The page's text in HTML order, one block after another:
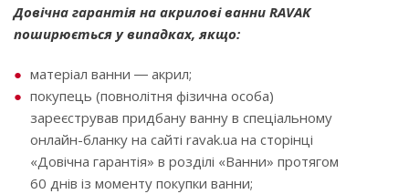
Довічна гарантія на акрилові ванни RAVAK
поширюється у випадках, якщо:
матеріал ванни ― акрил;
покупець (повнолітня фізична особа)
зареєстрував придбану ванну в спеціальному
онлайн-бланку на сайті ravak.ua на сторінці
«Довічна гарантія» в розділі «Ванни» протягом
60 днів із моменту покупки ванни;